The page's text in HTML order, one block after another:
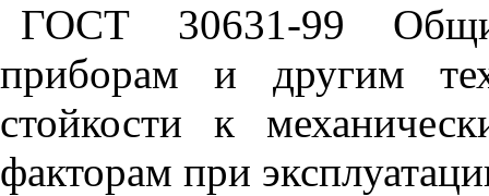
ГОСТ 30631-99
приборам и другим
стойкости к
факторам при